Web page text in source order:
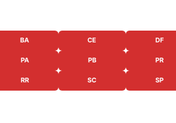
BA CE DF
PA PB PR
RR SC SP